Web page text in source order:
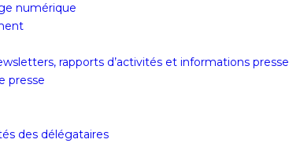
numérique
rapports d’activités et informations presse
presse
des délégataires